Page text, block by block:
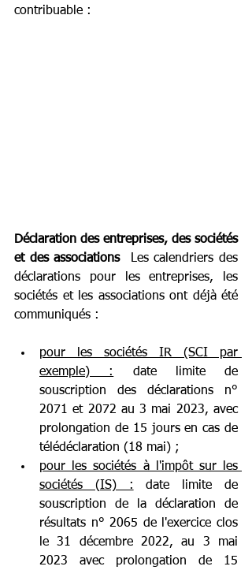
contribuable :
Déclaration des entreprises, des sociétés
et des associations
  Les calendriers des
déclarations pour les entreprises, les
sociétés et les associations ont déjà été
communiqués :
pour les sociétés IR (SCI par
exemple) :
date limite de
souscription des déclarations n°
2071 et 2072 au 3 mai 2023, avec
prolongation de 15 jours en cas de
télédéclaration (18 mai) ;
pour les sociétés à l'impôt sur les
sociétés (IS) :
date limite de
souscription de la déclaration de
résultats n° 2065 de l'exercice clos
le 31 décembre 2022, au 3 mai
2023 avec prolongation de 15